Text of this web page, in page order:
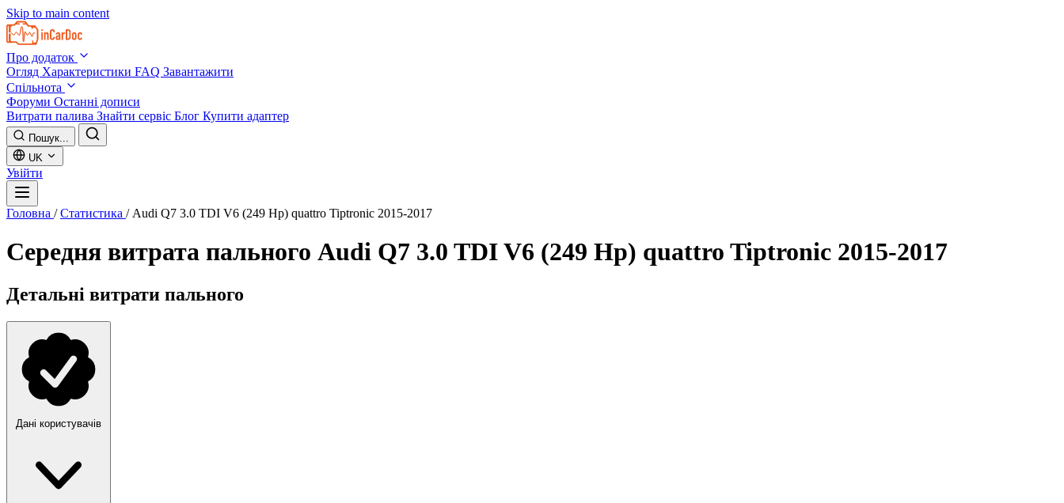
Skip to main content
Про додаток
Огляд Характеристики FAQ Завантажити
Спільнота
Форуми Останні дописи
Витрати палива Знайти сервіс Блог Купити адаптер
Пошук...
UK
Увійти
Головна / Статистика / Audi Q7 3.0 TDI V6 (249 Hp) quattro Tiptronic 2015-2017
Середня витрата пального Audi Q7 3.0 TDI V6 (249 Hp) quattro Tiptronic 2015-2017
Детальні витрати пального
Дані користувачів